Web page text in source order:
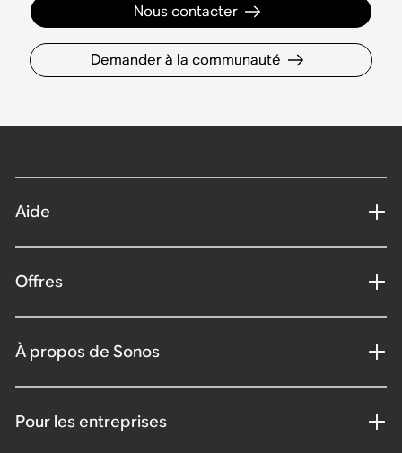
Nous contacter
Demander à la communauté
Aide
Offres
À propos de Sonos
Pour les entreprises